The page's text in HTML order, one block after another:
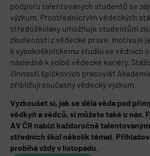
podporu talentovaných studentů se
výzkum. Prostřednictvím vědeckých
středoškoláky umožňuje studentům
zkušenosti z vědecké praxe, motivuje
k vysokoškolskému studiu ve vědních
následně k volbě vědecké kariéry.
činnosti špičkových pracovišť
přibližují současný vědecký výzkum.
Vyzkoušet si, jak se dělá věda pod
vědkyň a vědců, si můžete také u nás.
AV ČR nabízí každoročně
středních škol několik témat.
probíhá vždy v listopadu.